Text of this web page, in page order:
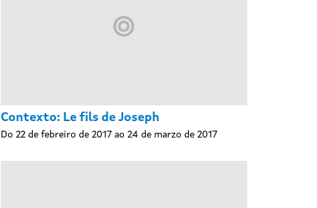
Contexto: Le fils de Joseph
Do 22 de febreiro de 2017 ao 24 de marzo de 2017